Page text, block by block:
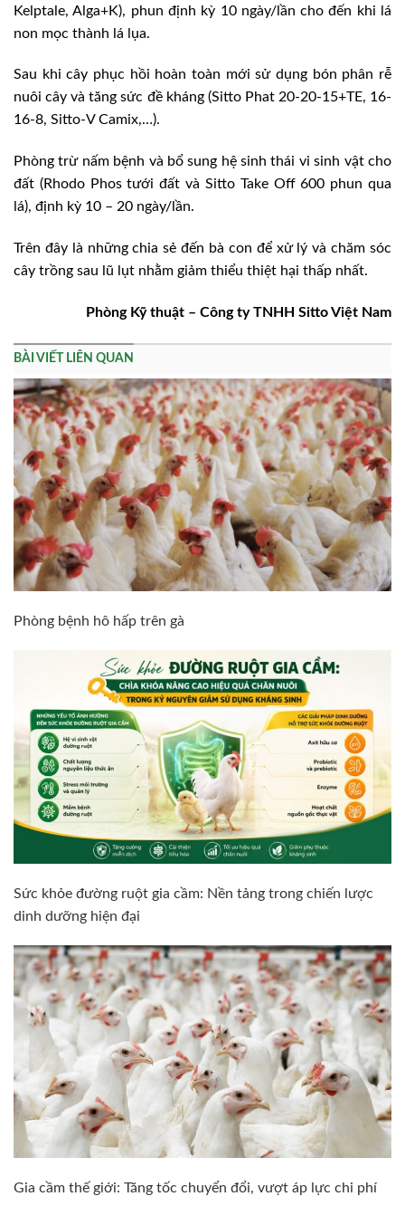
Kelptale, Alga+K), phun định kỳ 10 ngày/lần cho đến khi lá
non mọc thành lá lụa.
Sau khi cây phục hồi hoàn toàn mới sử dụng bón phân rễ
nuôi cây và tăng sức đề kháng (Sitto Phat 20-20-15+TE, 16-
16-8, Sitto-V Camix,…).
Phòng trừ nấm bệnh và bổ sung hệ sinh thái vi sinh vật cho
đất (Rhodo Phos tưới đất và Sitto Take Off 600 phun qua
lá), định kỳ 10 – 20 ngày/lần.
Trên đây là những chia sẻ đến bà con để xử lý và chăm sóc
cây trồng sau lũ lụt nhằm giảm thiểu thiệt hại thấp nhất.
Phòng Kỹ thuật – Công ty TNHH Sitto Việt Nam
BÀI VIẾT LIÊN QUAN
Phòng bệnh hô hấp trên gà
Sức khỏe đường ruột gia cầm: Nền tảng trong chiến lược
dinh dưỡng hiện đại
Gia cầm thế giới: Tăng tốc chuyển đổi, vượt áp lực chi phí